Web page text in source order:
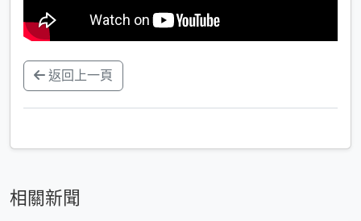
返回上一頁
相關新聞